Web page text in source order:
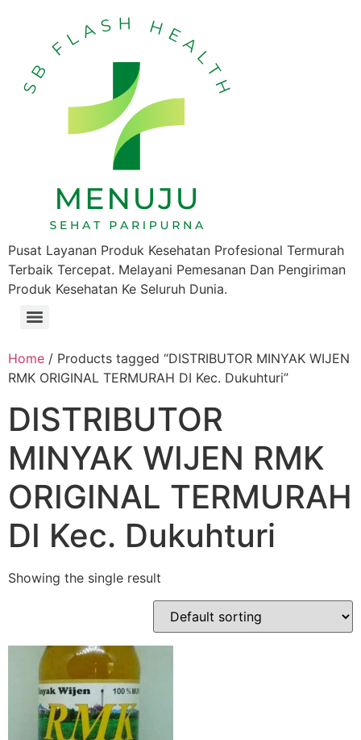
Pusat Layanan Produk Kesehatan Profesional Termurah
Terbaik Tercepat. Melayani Pemesanan Dan Pengiriman
Produk Kesehatan Ke Seluruh Dunia.
Home / Products tagged “DISTRIBUTOR MINYAK WIJEN
RMK ORIGINAL TERMURAH DI Kec. Dukuhturi”
DISTRIBUTOR
MINYAK WIJEN RMK
ORIGINAL TERMURAH
DI Kec. Dukuhturi
Showing the single result